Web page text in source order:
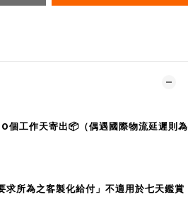
個工作天寄出📦（偶遇國際物流延遲則為
求所為之客製化給付」不適用於七天鑑賞